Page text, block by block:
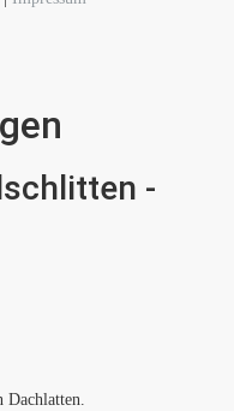
-
Dachlatten.